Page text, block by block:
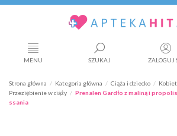
MENU SZUKAJ ZALOGUJ
Strona główna Kategoria główna Ciąża i dziecko
Przeziębienie w ciąży
Prenalen Gardło z maliną i
ssania